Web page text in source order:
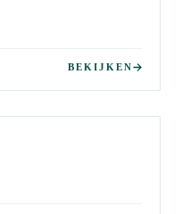
BEKIJKEN